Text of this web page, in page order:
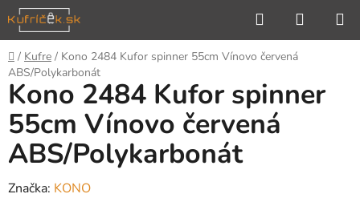
Prejsť
na
obsah
Hľadať
KOŠÍK
Domov
/ Kufre / Kono 2484 Kufor spinner 55cm Vínovo červená
ABS/Polykarbonát
Kono 2484 Kufor spinner
55cm Vínovo červená
ABS/Polykarbonát
Značka: KONO